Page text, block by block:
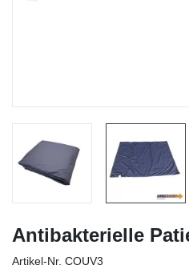
Antibakterielle
Artikel-Nr. COUV3